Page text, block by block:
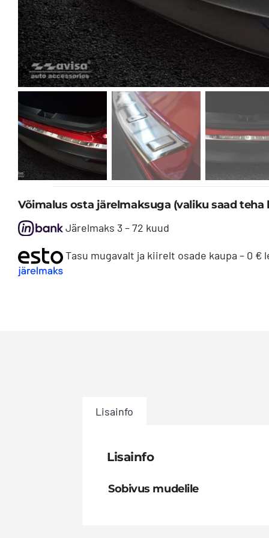
Võimalus osta järelmaksuga (valiku saad teha
Järelmaks 3 – 72 kuud
Tasu mugavalt ja kiirelt osade kaupa – 0 €
Lisainfo
Lisainfo
Sobivus mudelile